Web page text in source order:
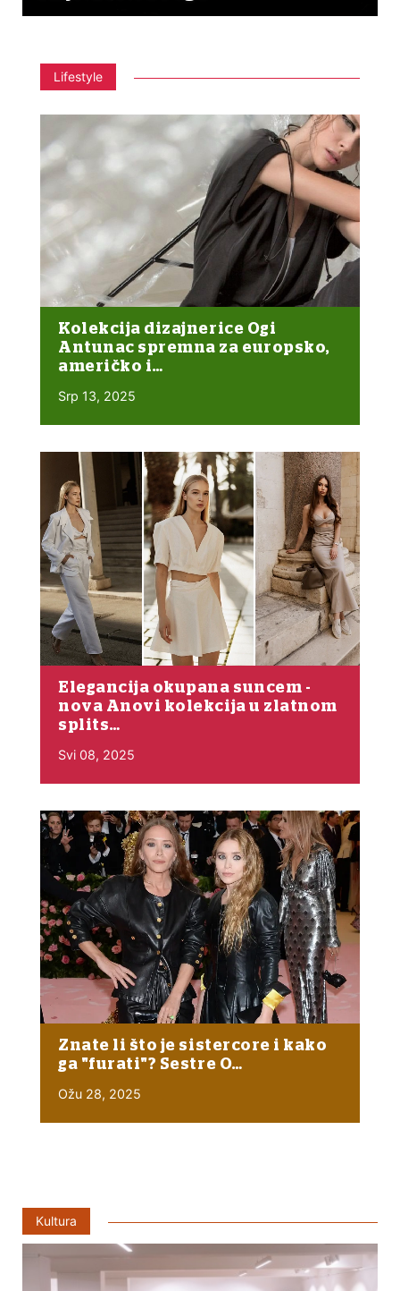
Lifestyle
Kolekcija dizajnerice Ogi
Antunac spremna za europsko,
američko i…
Srp 13, 2025
Elegancija okupana suncem -
nova Anovi kolekcija u zlatnom
splits…
Svi 08, 2025
Znate li što je sistercore i kako
ga "furati"? Sestre O…
Ožu 28, 2025
Kultura